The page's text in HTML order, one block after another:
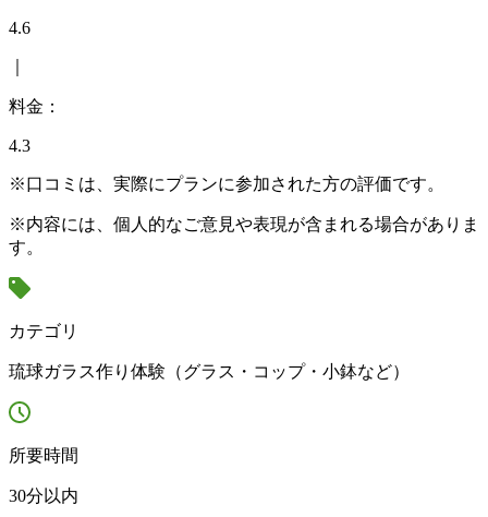
4.6
料金：
4.3
※口コミは、実際にプランに参加された方の評価です。
※内容には、個人的なご意見や表現が含まれる場合がありま
す。
カテゴリ
琉球ガラス作り体験（グラス・コップ・小鉢など）
所要時間
30分以内